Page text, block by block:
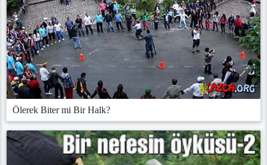
Ölerek Biter mi Bir Halk?